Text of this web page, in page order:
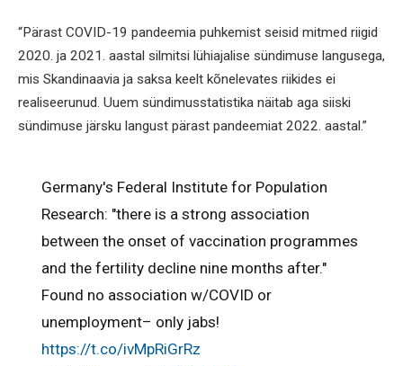
“Pärast COVID-19 pandeemia puhkemist seisid mitmed riigid
2020. ja 2021. aastal silmitsi lühiajalise sündimuse langusega,
mis Skandinaavia ja saksa keelt kõnelevates riikides ei
realiseerunud. Uuem sündimusstatistika näitab aga siiski
sündimuse järsku langust pärast pandeemiat 2022. aastal.”
Germany's Federal Institute for Population
Research: "there is a strong association
between the onset of vaccination programmes
and the fertility decline nine months after."
Found no association w/COVID or
unemployment– only jabs!
https://t.co/ivMpRiGrRz